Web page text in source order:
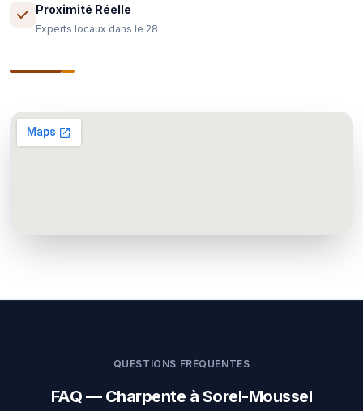
Proximité Réelle
Experts locaux dans le 28
QUESTIONS FRÉQUENTES
FAQ — Charpente à Sorel-Moussel